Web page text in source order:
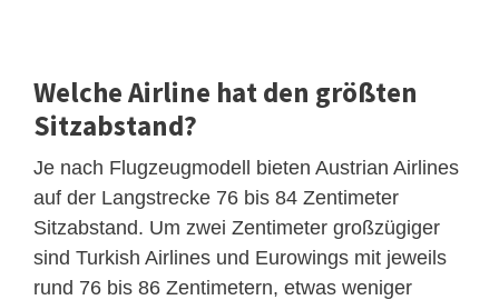
Welche Airline hat den größten
Sitzabstand?
Je nach Flugzeugmodell bieten Austrian Airlines
auf der Langstrecke 76 bis 84 Zentimeter
Sitzabstand. Um zwei Zentimeter großzügiger
sind Turkish Airlines und Eurowings mit jeweils
rund 76 bis 86 Zentimetern, etwas weniger